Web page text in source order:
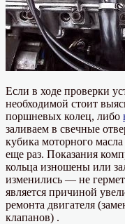
Если в ходе проверки
необходимой стоит
поршневых колец, либо
заливаем в свечные
кубика моторного
еще раз. Показания
кольца изношены или
изменились — не
является причиной
ремонта двигателя
клапанов) .